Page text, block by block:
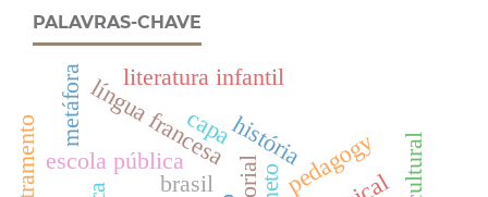
PALAVRAS-CHAVE
brasil
história
língua francesa
escola pública
capa
literatura infantil
pedagogy
metáfora